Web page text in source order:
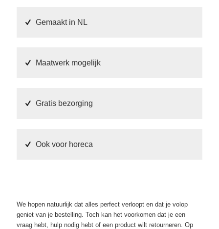
Gemaakt in NL
Maatwerk mogelijk
Gratis bezorging
Ook voor horeca
We hopen natuurlijk dat alles perfect verloopt en dat je volop
geniet van je bestelling. Toch kan het voorkomen dat je een
vraag hebt, hulp nodig hebt of een product wilt retourneren. Op